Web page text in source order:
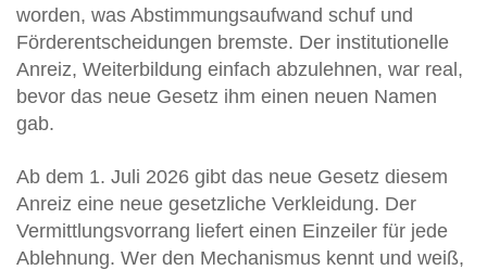
worden, was Abstimmungsaufwand schuf und
Förderentscheidungen bremste. Der institutionelle
Anreiz, Weiterbildung einfach abzulehnen, war real,
bevor das neue Gesetz ihm einen neuen Namen
gab.
Ab dem 1. Juli 2026 gibt das neue Gesetz diesem
Anreiz eine neue gesetzliche Verkleidung. Der
Vermittlungsvorrang liefert einen Einzeiler für jede
Ablehnung. Wer den Mechanismus kennt und weiß,